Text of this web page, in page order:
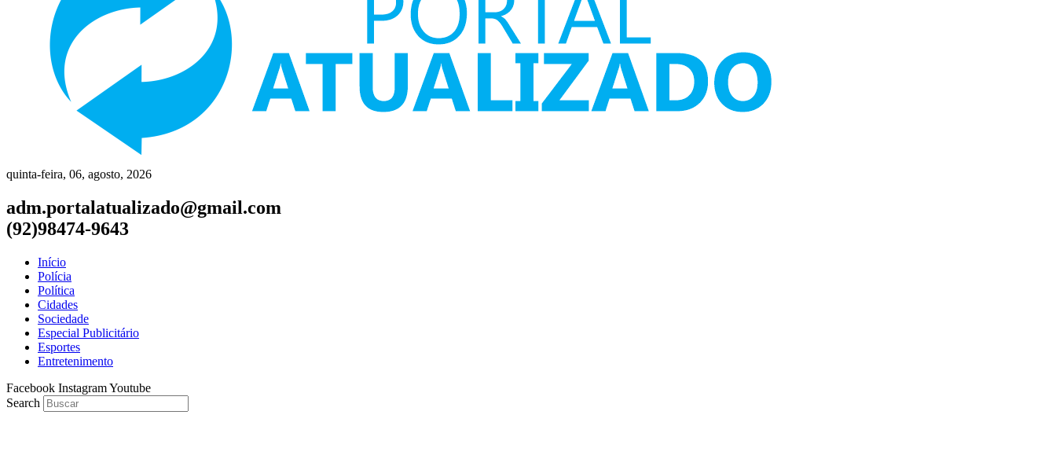
quinta-feira, 06, agosto, 2026
adm.portalatualizado@gmail.com
(92)98474-9643
Início
Polícia
Política
Cidades
Sociedade
Especial Publicitário
Esportes
Entretenimento
Facebook InstagramYoutube
Search